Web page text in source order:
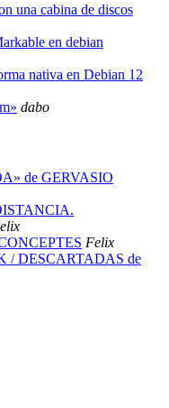
una cabina de discos
en debian
nativa en Debian 12
dabo
de GERVASIO
Felix
/ DESCARTADAS de